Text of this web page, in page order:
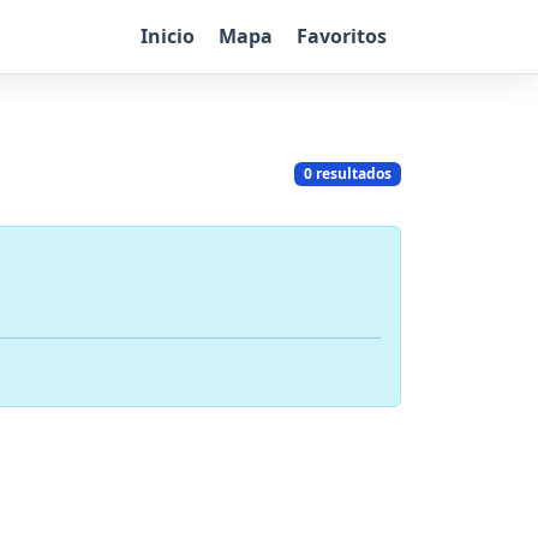
Inicio Mapa Favoritos
0 resultados